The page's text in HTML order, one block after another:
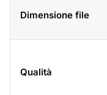
Dimensione file
Qualità